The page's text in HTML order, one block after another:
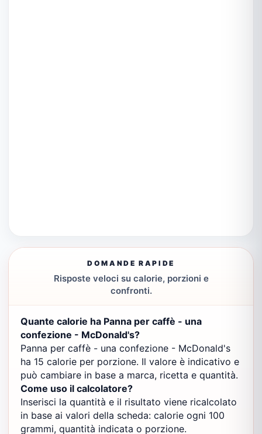
DOMANDE RAPIDE
Risposte veloci su calorie, porzioni e
confronti.
Quante calorie ha Panna per caffè - una
confezione - McDonald's?
Panna per caffè - una confezione - McDonald's
ha 15 calorie per porzione. Il valore è indicativo e
può cambiare in base a marca, ricetta e quantità.
Come uso il calcolatore?
Inserisci la quantità e il risultato viene ricalcolato
in base ai valori della scheda: calorie ogni 100
grammi, quantità indicata o porzione.